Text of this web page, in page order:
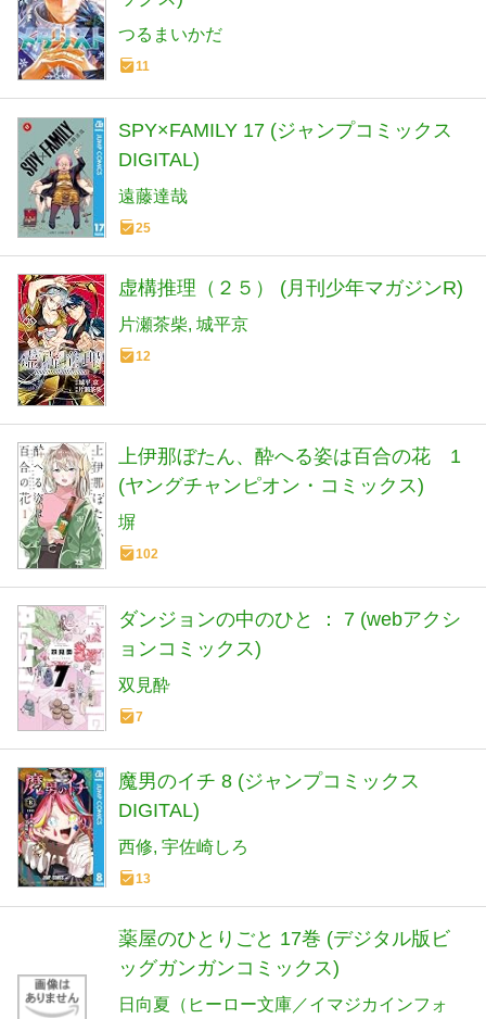
つるまいかだ
11
SPY×FAMILY 17 (ジャンプコミックス
DIGITAL)
遠藤達哉
25
虚構推理（２５） (月刊少年マガジンR)
片瀬茶柴 城平京
12
上伊那ぼたん、酔へる姿は百合の花 1
(ヤングチャンピオン・コミックス)
塀
102
ダンジョンの中のひと ： 7 (webアクシ
ョンコミックス)
双見酔
7
魔男のイチ 8 (ジャンプコミックス
DIGITAL)
西修 宇佐崎しろ
13
薬屋のひとりごと 17巻 (デジタル版ビ
ッグガンガンコミックス)
日向夏（ヒーロー文庫／イマジカインフォ